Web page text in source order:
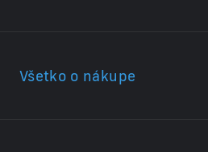
Všetko o nákupe